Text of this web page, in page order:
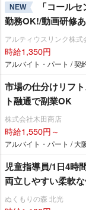
NEW
「コール
勤務OK!/動画研修
アルティウスリンク株式
時給1,350円
アルバイト・パート / 契
市場の仕分けリフ
ト融通で副業OK
株式会社木田商店
時給1,550円～
アルバイト・パート / 大
児童指導員/1日4時
両立しやすい柔軟
ぬくもりの森 北光